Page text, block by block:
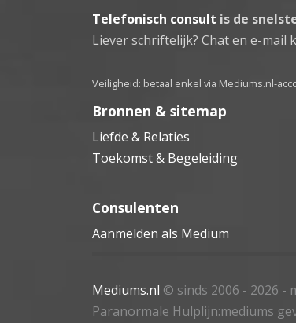
Telefonisch consult is de
Liever schriftelijk? Chat en e-mail
Veiligheid: betaal enkel via Mediums.nl-
Bronnen & sitemap
Liefde & Relaties
Toekomst & Begeleiding
Consulenten
Aanmelden als Medium
Mediums.nl © sinds 2006 - 2026 -
Paranormale Hulplijn:mediums